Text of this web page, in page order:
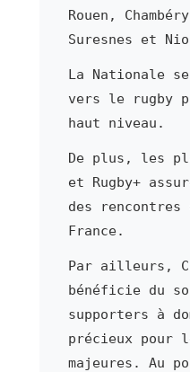
Rouen,
Suresnes et
La Nationale
vers le rugby
haut niveau.
De plus, les
et Rugby+
des rencontres
France.
Par ailleurs,
bénéficie du
supporters à
précieux pour
majeures. Au